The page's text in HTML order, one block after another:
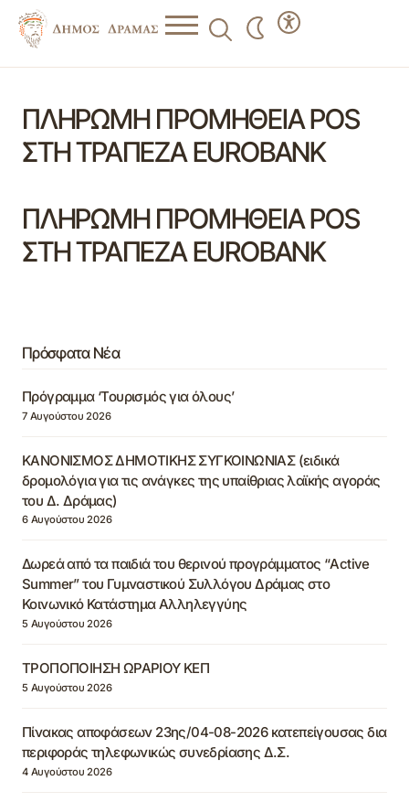
ΠΛΗΡΩΜΗ ΠΡΟΜΗΘΕΙΑ POS
ΣΤΗ ΤΡΑΠΕΖΑ EUROBANK
ΠΛΗΡΩΜΗ ΠΡΟΜΗΘΕΙΑ POS
ΣΤΗ ΤΡΑΠΕΖΑ EUROBANK
Πρόσφατα Νέα
Πρόγραμμα ‘Τουρισμός για όλους’
7 Αυγούστου 2026
ΚΑΝΟΝΙΣΜΟΣ ΔΗΜΟΤΙΚΗΣ ΣΥΓΚΟΙΝΩΝΙΑΣ (ειδικά
δρομολόγια για τις ανάγκες της υπαίθριας λαϊκής αγοράς
του Δ. Δράμας)
6 Αυγούστου 2026
Δωρεά από τα παιδιά του θερινού προγράμματος “Active
Summer” του Γυμναστικού Συλλόγου Δράμας στο
Κοινωνικό Κατάστημα Αλληλεγγύης
5 Αυγούστου 2026
ΤΡΟΠΟΠΟΙΗΣΗ ΩΡΑΡΙΟΥ ΚΕΠ
5 Αυγούστου 2026
Πίνακας αποφάσεων 23ης/04-08-2026 κατεπείγουσας δια
περιφοράς τηλεφωνικώς συνεδρίασης Δ.Σ.
4 Αυγούστου 2026